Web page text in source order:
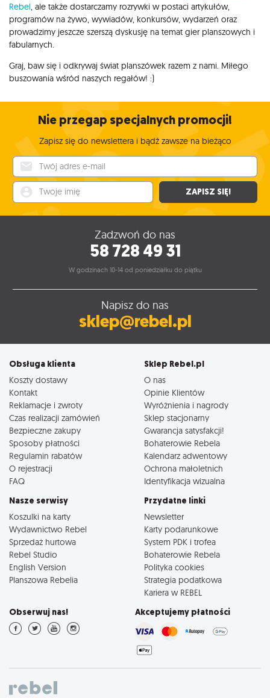
Rebel, ale także dostarczamy rozrywki w postaci artykułów,
programów na żywo, wywiadów, konkursów, wydarzeń oraz
prowadzimy jeszcze szerszą dyskusję na temat gier planszowych i
fabularnych.
Graj, baw się i odkrywaj świat planszówek razem z nami. Miłego
buszowania wśród naszych regałów! :)
Nie przegap specjalnych promocji!
Zapisz się do newslettera i bądź zawsze na bieżąco
ZAPISZ SIĘ!
Zadzwoń do nas
58 728 49 31
W godzinach 10-14 od poniedziałku do piątku
Napisz do nas
sklep@rebel.pl
Obsługa klienta
Koszty dostawy
Kontakt
Reklamacje i zwroty
Czas realizacji zamówień
Bezpieczne zakupy
Sposoby płatności
Regulamin rabatów
O rejestracji
FAQ
Sklep Rebel.pl
O nas
Opinie Klientów
Wyróżnienia i nagrody
Sklep stacjonarny
Gwarancja satysfakcji!
Bohaterowie Rebela
Kalendarz adwentowy
Ochrona małoletnich
Identyfikacja wizualna
Nasze serwisy
Koszulki na karty
Wydawnictwo Rebel
Sprzedaż hurtowa
Rebel Studio
English Version
Planszowa Rebelia
Przydatne linki
Newsletter
Karty podarunkowe
System PDK i trofea
Bohaterowie Rebela
Polityka cookies
Strategia podatkowa
Kariera w REBEL
Obserwuj nas! Akceptujemy płatności